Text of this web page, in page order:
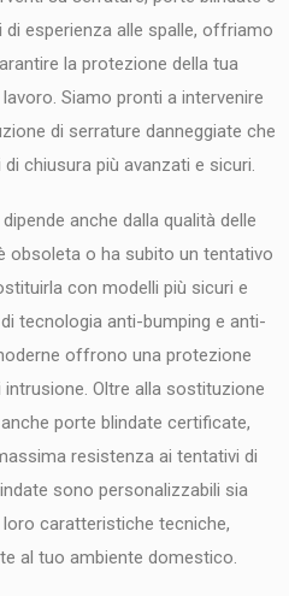
esperienza alle spalle, offriamo
la protezione della tua
Siamo pronti a intervenire
di serrature danneggiate che
chiusura più avanzati e sicuri.
anche dalla qualità delle
obsoleta o ha subito un tentativo
con modelli più sicuri e
tecnologia anti-bumping e anti-
offrono una protezione
Oltre alla sostituzione
porte blindate certificate,
resistenza ai tentativi di
sono personalizzabili sia
caratteristiche tecniche,
al tuo ambiente domestico.